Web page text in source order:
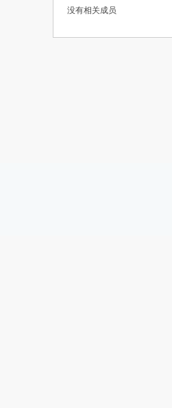
没有相关成员